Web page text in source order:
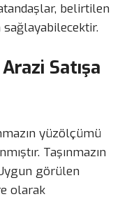
belirtilen
sağlayabilecektir.
Satışa
yüzölçümü
Taşınmazın
görülen
olarak